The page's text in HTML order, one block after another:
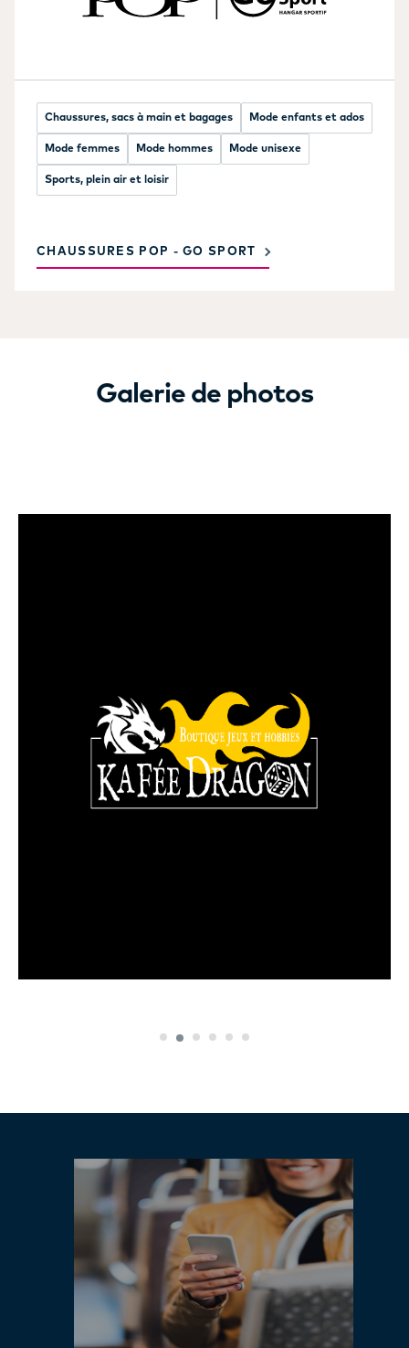
Chaussures, sacs à main et bagages Mode enfants et ados
Mode femmes Mode hommes Mode unisexe
Sports, plein air et loisir
CHAUSSURES POP - GO SPORT
Galerie de photos